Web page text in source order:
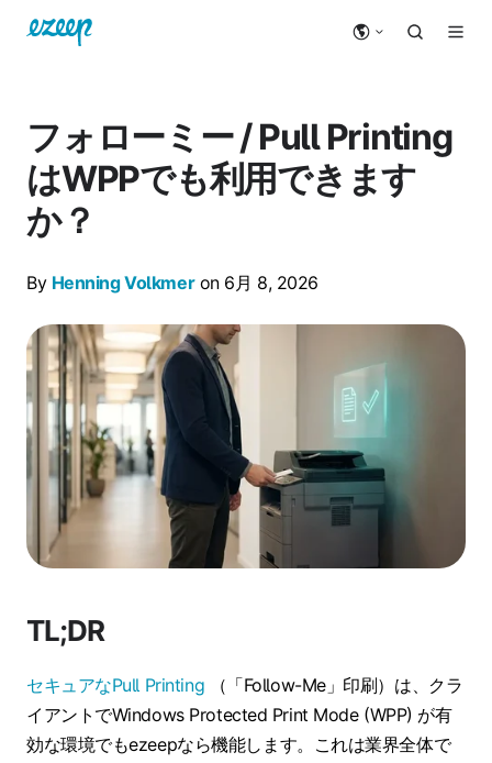
フォローミー / Pull Printing
はWPPでも利用できます
か？
By Henning Volkmeron 6月 8, 2026
TL;DR
セキュアなPull Printing
（「Follow-Me」印刷）は、クラ
イアントでWindows Protected Print Mode (WPP) が有
効な環境でもezeepなら機能します。これは業界全体で